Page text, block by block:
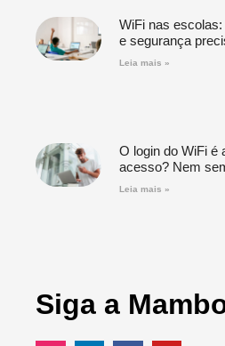
WiFi nas
e segurança
Leia mais »
O login do WiFi é
acesso? Nem
Leia mais »
Siga a